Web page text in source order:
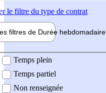
le filtre du type de contrat
filtres de Durée hebdomadaire
Temps plein
Temps partiel
Non renseignée